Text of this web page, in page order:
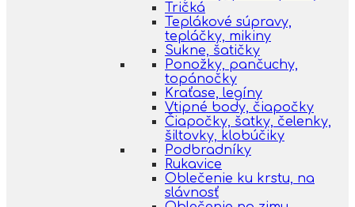
Tričká
Teplákové súpravy,
tepláčky, mikiny
Sukne, šatičky
Ponožky, pančuchy,
topánočky
Kraťase, legíny
Vtipné body, čiapočky
Čiapočky, šatky, čelenky,
šiltovky, klobúčiky
Podbradníky
Rukavice
Oblečenie ku krstu, na
slávnosť